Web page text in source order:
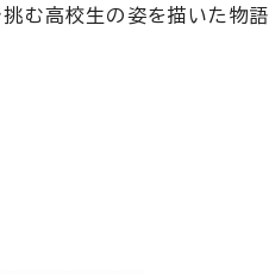
む高校生の姿を描いた物語